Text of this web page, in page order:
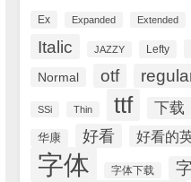
Ex Expanded Extended
Italic JAZZY Lefty
Normal otf
SSi Thin ttf 下载
华康 好看 好看的
字体 字体下载